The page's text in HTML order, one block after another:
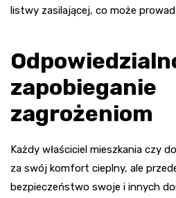
listwy zasilającej, co może
zapobieganie
zagrożeniom
Każdy właściciel mieszkania czy
za swój komfort cieplny, ale
bezpieczeństwo swoje i innych